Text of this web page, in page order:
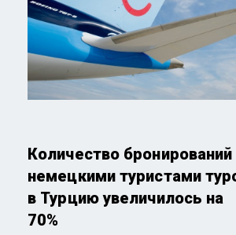
Количество бронирований
немецкими туристами
в Турцию увеличилось на
70%